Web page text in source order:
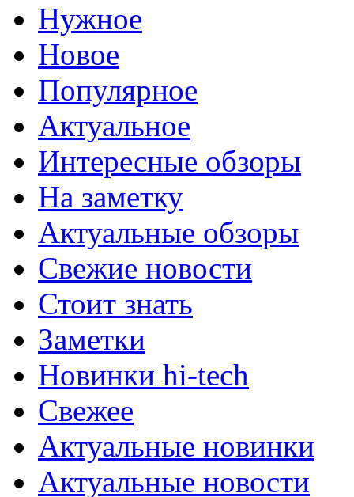
Нужное
Новое
Популярное
Актуальное
Интересные обзоры
На заметку
Актуальные обзоры
Свежие новости
Стоит знать
Заметки
Новинки hi-tech
Свежее
Актуальные новинки
Актуальные новости